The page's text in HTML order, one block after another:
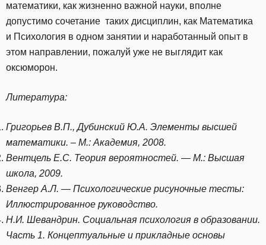
математики, как жизненно важной науки, вполне
допустимо сочетание таких дисциплин, как Математика
и Психология в одном занятии и наработанный опыт в
этом направлении, пожалуй уже не выглядит как
оксюморон.
Литература:
Григорьев В.П., Дубинский Ю.А. Элементы высшей
математики. – М.: Академия, 2008.
Вентцель Е.С. Теория вероятностей. — М.: Высшая
школа, 2009.
Венгер А.Л. — Психологические рисуночные тесты:
Иллюстрированное руководство.
Н.И. Шевандрин. Социальная психология в образовании.
Часть 1. Концептуальные и прикладные основы